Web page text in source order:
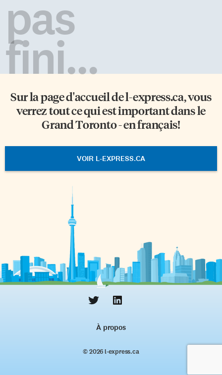
pas
fini...
Sur la page d'accueil del-express.ca, vous
verrez tout ce qui est important dans le
Grand Toronto - en français!
VOIR L-EXPRESS.CA
À propos
© 2026 l‑express.ca